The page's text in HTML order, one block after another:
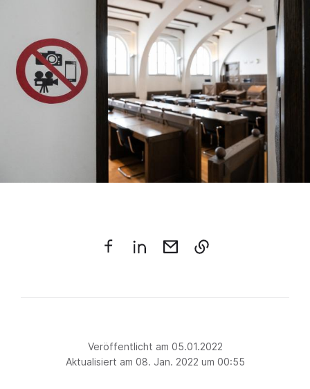
Veröffentlicht am 05.01.2022
Aktualisiert am 08. Jan. 2022 um 00:55